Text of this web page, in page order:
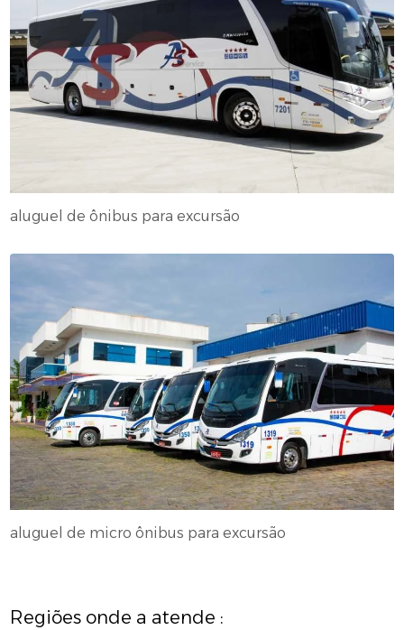
aluguel de ônibus para excursão
aluguel de micro ônibus para excursão
Regiões onde a atende :